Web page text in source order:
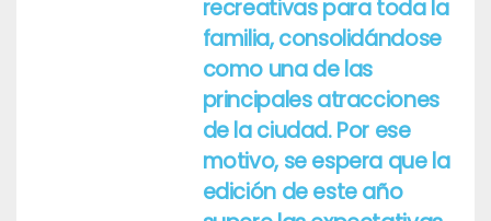
recreativas para toda la
familia, consolidándose
como una de las
principales atracciones
de la ciudad. Por ese
motivo, se espera que la
edición de este año